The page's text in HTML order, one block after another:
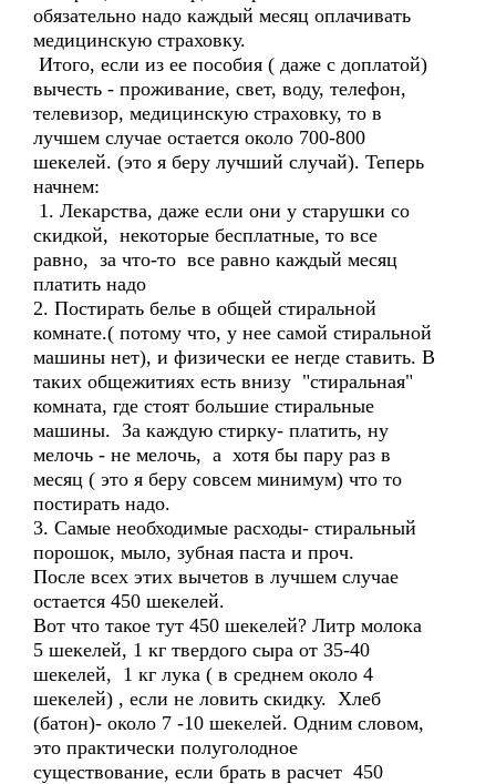
обязательно надо каждый месяц оплачивать
медицинскую страховку.
Итого, если из ее пособия ( даже с доплатой)
вычесть - проживание, свет, воду, телефон,
телевизор, медицинскую страховку, то в
лучшем случае остается около 700-800
шекелей. (это я беру лучший случай). Теперь
начнем:
1. Лекарства, даже если они у старушки со
скидкой, некоторые бесплатные, то все
равно, за что-то все равно каждый месяц
платить надо
2. Постирать белье в общей стиральной
комнате.( потому что, у нее самой стиральной
машины нет), и физически ее негде ставить. В
таких общежитиях есть внизу "стиральная"
комната, где стоят большие стиральные
машины. За каждую стирку- платить, ну
мелочь - не мелочь, а хотя бы пару раз в
месяц ( это я беру совсем минимум) что то
постирать надо.
3. Самые необходимые расходы- стиральный
порошок, мыло, зубная паста и проч.
После всех этих вычетов в лучшем случае
остается 450 шекелей.
Вот что такое тут 450 шекелей? Литр молока
5 шекелей, 1 кг твердого сыра от 35-40
шекелей, 1 кг лука ( в среднем около 4
шекелей) , если не ловить скидку. Хлеб
(батон)- около 7 -10 шекелей. Одним словом,
это практически полуголодное
существование, если брать в расчет 450